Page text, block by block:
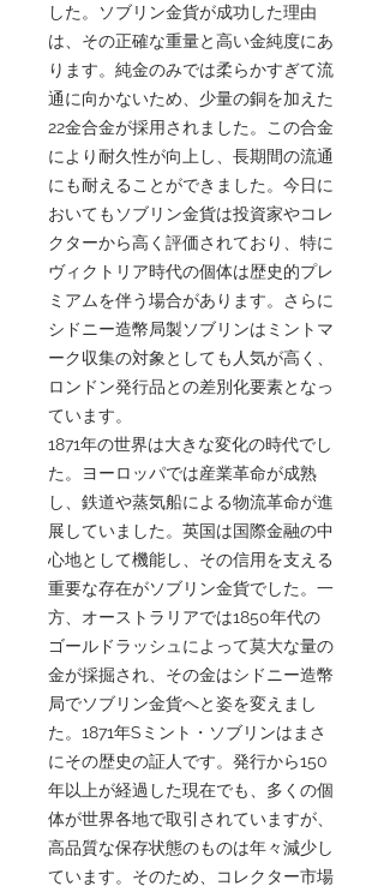
した。ソブリン金貨が成功した理由
は、その正確な重量と高い金純度にあ
ります。純金のみでは柔らかすぎて流
通に向かないため、少量の銅を加えた
22金合金が採用されました。この合金
により耐久性が向上し、長期間の流通
にも耐えることができました。今日に
おいてもソブリン金貨は投資家やコレ
クターから高く評価されており、特に
ヴィクトリア時代の個体は歴史的プレ
ミアムを伴う場合があります。さらに
シドニー造幣局製ソブリンはミントマ
ーク収集の対象としても人気が高く、
ロンドン発行品との差別化要素となっ
ています。
1871年の世界は大きな変化の時代でし
た。ヨーロッパでは産業革命が成熟
し、鉄道や蒸気船による物流革命が進
展していました。英国は国際金融の中
心地として機能し、その信用を支える
重要な存在がソブリン金貨でした。一
方、オーストラリアでは1850年代の
ゴールドラッシュによって莫大な量の
金が採掘され、その金はシドニー造幣
局でソブリン金貨へと姿を変えまし
た。1871年Sミント・ソブリンはまさ
にその歴史の証人です。発行から150
年以上が経過した現在でも、多くの個
体が世界各地で取引されていますが、
高品質な保存状態のものは年々減少し
ています。そのため、コレクター市場